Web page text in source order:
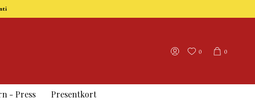
0
0
- Press Presentkort